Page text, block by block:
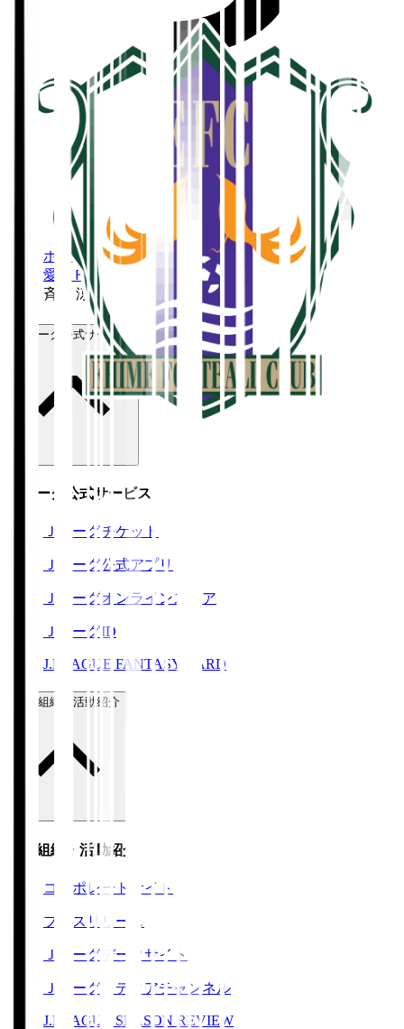
ホーム
愛媛ＦＣ
斉藤 涼優
Ｊリーグ公式サービス
Ｊリーグ公式サービス
Ｊリーグチケット
Ｊリーグ公式アプリ
Ｊリーグオンラインストア
ＪリーグID
J.LEAGUE FANTASY CARD
運営組織・活動紹介
運営組織・活動紹介
コーポレートサイト
プレスリリース
Ｊリーグデータサイト
Ｊリーグメディアチャンネル
J.LEAGUE SEASON REVIEW